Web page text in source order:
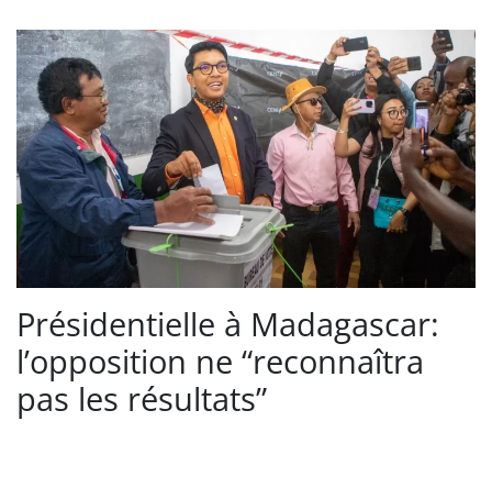
Présidentielle à Madagascar:
l’opposition ne “reconnaîtra
pas les résultats”